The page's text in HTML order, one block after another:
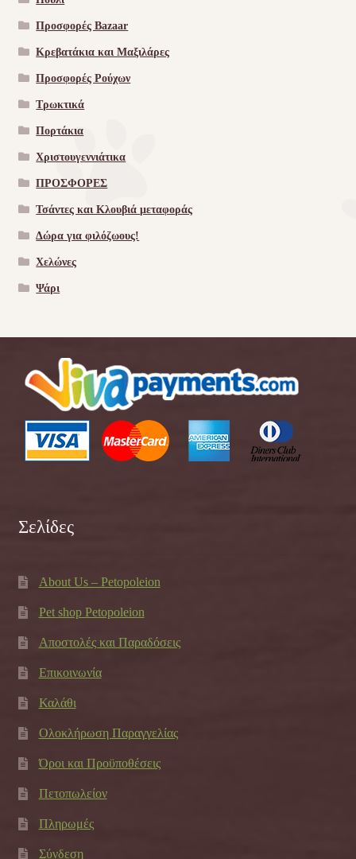
Προσφορές Bazaar
Κρεβατάκια και Μαξιλάρες
Προσφορές Ρούχων
Τρωκτικά
Πορτάκια
Χριστουγεννιάτικα
ΠΡΟΣΦΟΡΕΣ
Τσάντες και Κλουβιά μεταφοράς
Δώρα για φιλόζωους!
Χελώνες
Ψάρι
Σελίδες
About Us – Petopoleion
Pet shop Petopoleion
Αποστολές και Παραδόσεις
Επικοινωνία
Καλάθι
Ολοκλήρωση Παραγγελίας
Όροι και Προϋποθέσεις
Πετοπωλείον
Πληρωμές
Σύνδεση